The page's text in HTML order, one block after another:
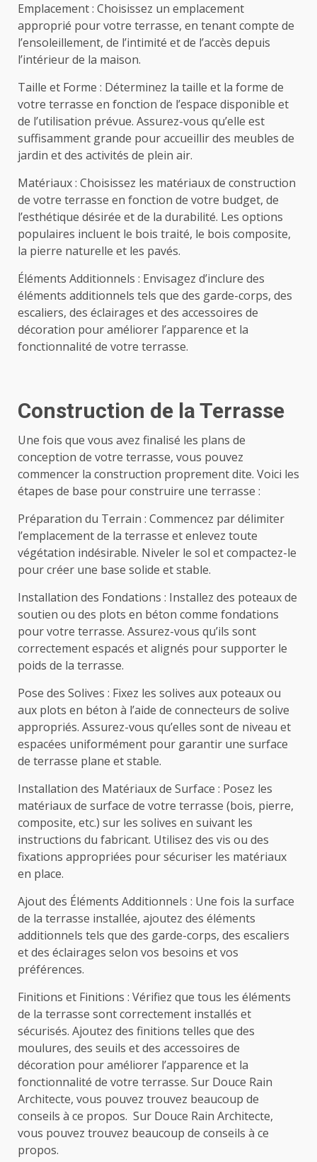
Emplacement : Choisissez un emplacement
approprié pour votre terrasse, en tenant compte de
l’ensoleillement, de l’intimité et de l’accès depuis
l’intérieur de la maison.
Taille et Forme : Déterminez la taille et la forme de
votre terrasse en fonction de l’espace disponible et
de l’utilisation prévue. Assurez-vous qu’elle est
suffisamment grande pour accueillir des meubles de
jardin et des activités de plein air.
Matériaux : Choisissez les matériaux de construction
de votre terrasse en fonction de votre budget, de
l’esthétique désirée et de la durabilité. Les options
populaires incluent le bois traité, le bois composite,
la pierre naturelle et les pavés.
Éléments Additionnels : Envisagez d’inclure des
éléments additionnels tels que des garde-corps, des
escaliers, des éclairages et des accessoires de
décoration pour améliorer l’apparence et la
fonctionnalité de votre terrasse.
Construction de la Terrasse
Une fois que vous avez finalisé les plans de
conception de votre terrasse, vous pouvez
commencer la construction proprement dite. Voici les
étapes de base pour construire une terrasse :
Préparation du Terrain : Commencez par délimiter
l’emplacement de la terrasse et enlevez toute
végétation indésirable. Niveler le sol et compactez-le
pour créer une base solide et stable.
Installation des Fondations : Installez des poteaux de
soutien ou des plots en béton comme fondations
pour votre terrasse. Assurez-vous qu’ils sont
correctement espacés et alignés pour supporter le
poids de la terrasse.
Pose des Solives : Fixez les solives aux poteaux ou
aux plots en béton à l’aide de connecteurs de solive
appropriés. Assurez-vous qu’elles sont de niveau et
espacées uniformément pour garantir une surface
de terrasse plane et stable.
Installation des Matériaux de Surface : Posez les
matériaux de surface de votre terrasse (bois, pierre,
composite, etc.) sur les solives en suivant les
instructions du fabricant. Utilisez des vis ou des
fixations appropriées pour sécuriser les matériaux
en place.
Ajout des Éléments Additionnels : Une fois la surface
de la terrasse installée, ajoutez des éléments
additionnels tels que des garde-corps, des escaliers
et des éclairages selon vos besoins et vos
préférences.
Finitions et Finitions : Vérifiez que tous les éléments
de la terrasse sont correctement installés et
sécurisés. Ajoutez des finitions telles que des
moulures, des seuils et des accessoires de
décoration pour améliorer l’apparence et la
fonctionnalité de votre terrasse. Sur Douce Rain
Architecte, vous pouvez trouvez beaucoup de
conseils à ce propos. Sur Douce Rain Architecte,
vous pouvez trouvez beaucoup de conseils à ce
propos.